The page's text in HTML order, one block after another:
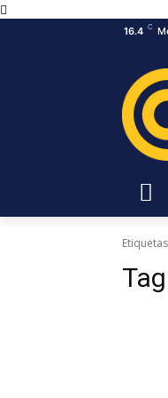
16.4 C
Etiquetas